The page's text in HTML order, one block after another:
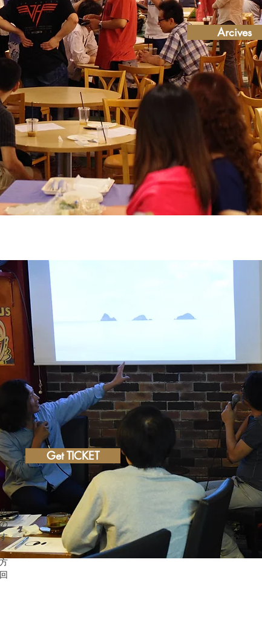
Arcives
Get TICKET